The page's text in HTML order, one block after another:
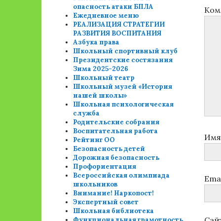
Имя
опасность атаки БПЛА
Ежедневное меню
РЕАЛИЗАЦИЯ СТРАТЕГИИ
РАЗВИТИЯ ВОСПИТАНИЯ
Азбука права
Школьный спортивный клуб
Президентские состязания
Зима 2025-2026
Школьный театр
Школьный музей «История
нашей школы»
Школьная психологическая
служба
Родительские собрания
Воспитательная работа
Рейтинг ОО
Безопасность детей
Дорожная безопасность
Профориентация
Всероссийская олимпиада
школьников
Внимание! Наркопост!
Экспертный совет
Школьная библиотека